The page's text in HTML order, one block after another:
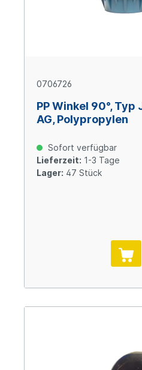
0706726
PP Winkel 90°, Typ
AG, Polypropylen
Sofort verfügbar
Lieferzeit: 1-3 Tage
Lager: 47 Stück